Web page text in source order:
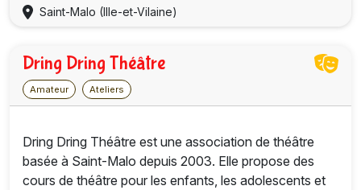
Saint-Malo (Ille-et-Vilaine)
Dring Dring Théâtre
Amateur Ateliers
Dring Dring Théâtre est une association de théâtre
basée à Saint-Malo depuis 2003. Elle propose des
cours de théâtre pour les enfants, les adolescents et